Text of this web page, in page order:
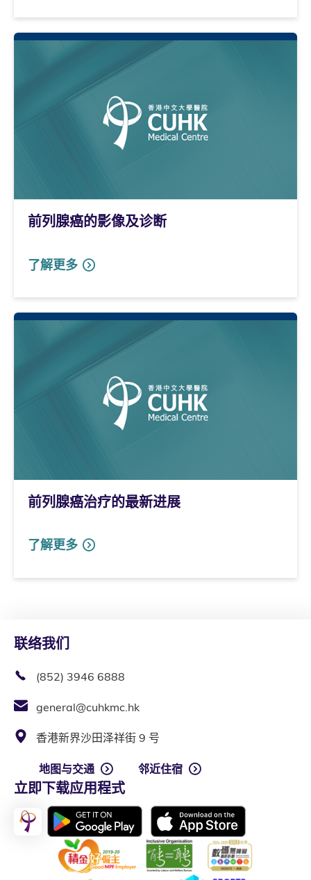
前列腺癌的影像及诊断
了解更多
前列腺癌治疗的最新进展
了解更多
联络我们
(852) 3946 6888
general@cuhkmc.hk
香港新界沙田泽祥街 9 号
地图与交通 邻近住宿
立即下载应用程式